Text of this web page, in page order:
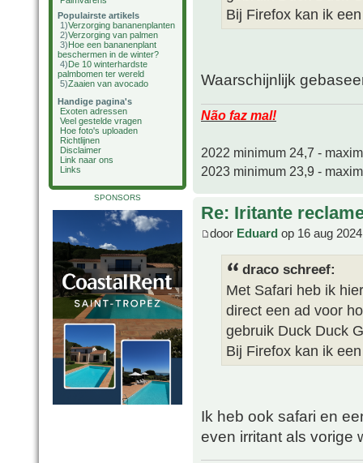
Populairste artikels
1)Verzorging bananenplanten
2)Verzorging van palmen
3)Hoe een bananenplant
beschermen in de winter?
4)De 10 winterhardste
palmbomen ter wereld
5)Zaaien van avocado
Handige pagina's
Exoten adressen
Veel gestelde vragen
Hoe foto's uploaden
Richtlijnen
Disclaimer
Link naar ons
Links
SPONSORS
Bij Firefox kan ik
Waarschijnlijk
Não faz mal!
2022 minimum 24,7 -
2023 minimum 23,9 -
Re: Iritante
door Eduard op 16 aug
draco schreef:
Met Safari heb ik
direct een ad voor
gebruik Duck Duck
Bij Firefox kan ik
Ik heb ook safari en
even irritant als vorige